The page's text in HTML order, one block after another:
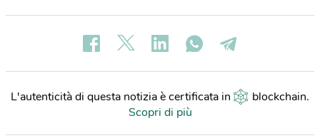
L'autenticità di questa notizia è certificata in blockchain.
Scopri di più